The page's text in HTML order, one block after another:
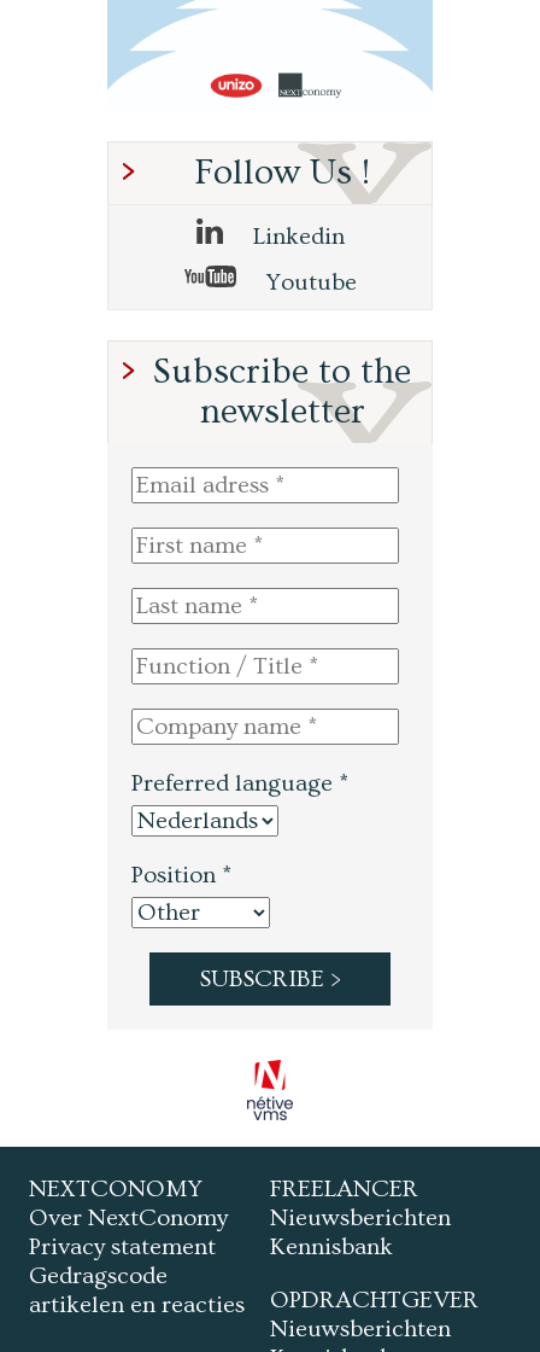
Follow Us !
Linkedin
Youtube
Subscribe to the
newsletter
Preferred language *
Position *
NEXTCONOMY
Over NextConomy
Privacy statement
Gedragscode
artikelen en reacties
FREELANCER
Nieuwsberichten
Kennisbank
OPDRACHTGEVER
Nieuwsberichten